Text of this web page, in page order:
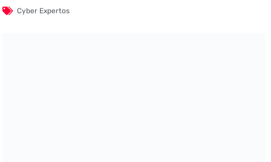
Cyber Expertos